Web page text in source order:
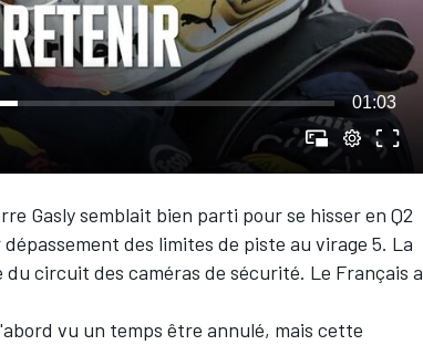
01:03
Gaslysemblait bien parti pour se hisser en Q2
des limites de piste au virage 5. La
circuit des caméras de sécurité. Le Français a
vu un temps être annulé, mais cette